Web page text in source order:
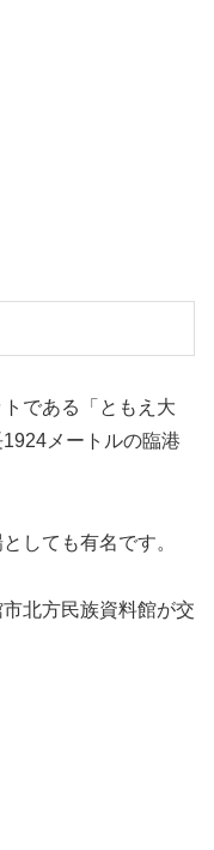
である「ともえ大
メートルの臨港
しても有名です。
北方民族資料館が交